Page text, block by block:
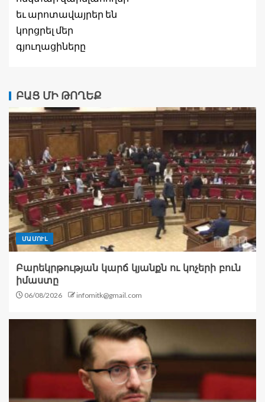
եւ արոտավայրեր են
կորցրել մեր
գյուղացիները
ԲԱՑ ՄԻ ԹՈՂԵՔ
ՄԱՄՈՒԼ
Բարեկրթության կարճ կյանքն ու կոչերի բուն
իմաստը
06/08/2026 infomitk@gmail.com